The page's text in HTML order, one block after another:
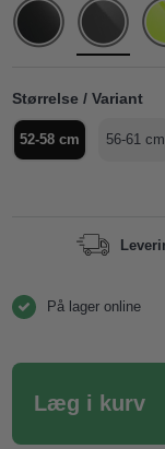
Størrelse / Variant
52-58 cm 56-61 cm
På lager online
Læg i kurv